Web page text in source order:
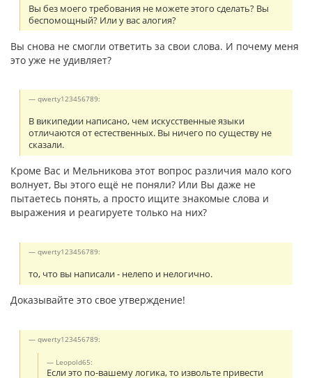
Вы без моего требования не можете этого сделать? Вы
беспомощный? Или у вас алогия?
Вы снова не смогли ответить за свои слова. И почему меня
это уже не удивляет?
qwerty123456789:
В википедии написано, чем искусственные языки
отличаются от естественных. Вы ничего по существу не
сказали.
Кроме Вас и Мельникова этот вопрос различия мало кого
волнует, Вы этого ещё не поняли? Или Вы даже не
пытаетесь понять, а просто ищите знакомые слова и
выражения и реагируете только на них?
qwerty123456789:
то, что вы написали - нелепо и нелогично.
Доказывайте это свое утверждение!
qwerty123456789:
Leopold65:
Если это по-вашему логика, то извольте привести